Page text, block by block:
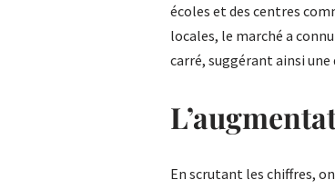
écoles et des centres
locales, le marché a
carré, suggérant ainsi une
En scrutant les chiffres,